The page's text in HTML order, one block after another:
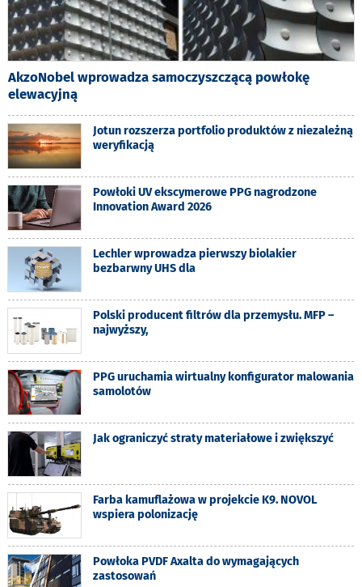
AkzoNobel wprowadza samoczyszczącą powłokę
elewacyjną
Jotun rozszerza portfolio produktów z niezależną
weryfikacją
Powłoki UV ekscymerowe PPG nagrodzone
Innovation Award 2026
Lechler wprowadza pierwszy biolakier
bezbarwny UHS dla
Polski producent filtrów dla przemysłu. MFP –
najwyższy,
PPG uruchamia wirtualny konfigurator malowania
samolotów
Jak ograniczyć straty materiałowe i zwiększyć
Farba kamuflażowa w projekcie K9. NOVOL
wspiera polonizację
Powłoka PVDF Axalta do wymagających
zastosowań